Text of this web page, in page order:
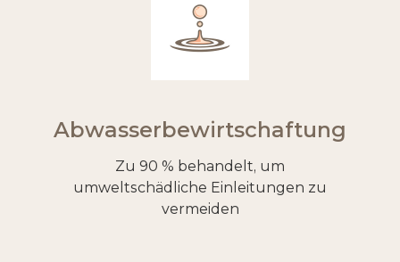
Abwasserbewirtschaftung
Zu 90 % behandelt, um
umweltschädliche Einleitungen zu
vermeiden